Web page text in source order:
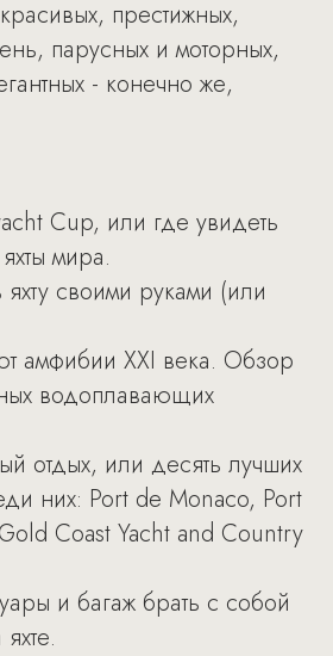
престижных,
парусных и моторных,
- конечно же,
Cup, или где увидеть
мира.
яхту своими руками (или
амфибии XXI века. Обзор
водоплавающих
отдых, или десять лучших
них: Port de Monaco, Port
Coast Yacht and Country
и багаж брать с собой